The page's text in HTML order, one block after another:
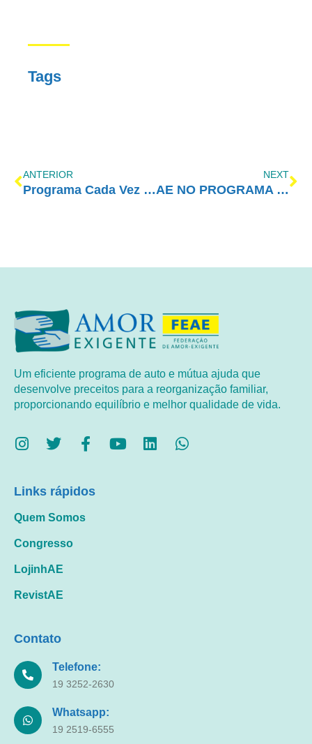
Tags
ANTERIOR
Programa Cada Vez Melhor com Amor-Exigente – Resoluções para 2024
NEXT
AE NO PROGRAMA VIDA MELHOR – REDEVIDA – 11/12/2023
Um eficiente programa de auto e mútua ajuda que
desenvolve preceitos para a reorganização familiar,
proporcionando equilíbrio e melhor qualidade de vida.
Links rápidos
Quem Somos
Congresso
LojinhAE
RevistAE
Contato
Telefone:
19 3252-2630
Whatsapp:
19 2519-6555